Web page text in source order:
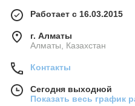
Работает с 16.03.2015
г. Алматы
Алматы, Казахстан
Контакты
Сегодня выходной
Показать весь график